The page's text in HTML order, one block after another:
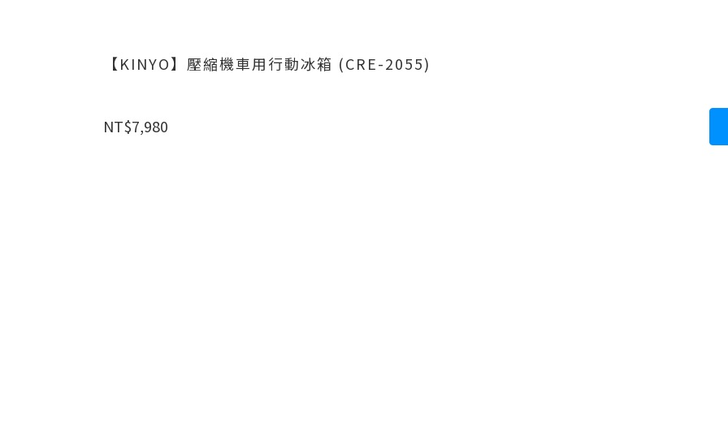
【KINYO】壓縮機車用行動冰箱 (CRE-2055)
NT$7,980